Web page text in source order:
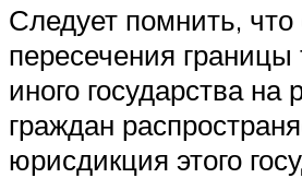
Следует помнить,
пересечения границы
иного государства на
граждан
юрисдикция этого